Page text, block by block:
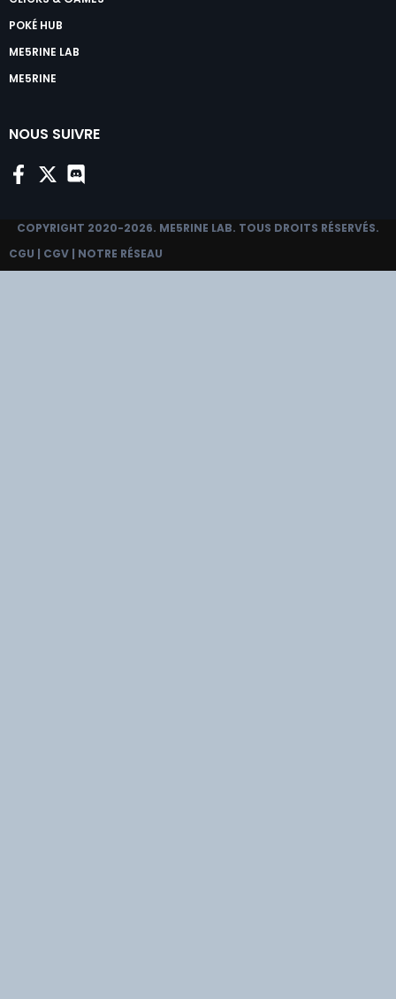
POKÉ HUB
ME5RINE LAB
ME5RINE
NOUS SUIVRE
COPYRIGHT 2020-2026. ME5RINE LAB. TOUS DROITS RÉSERVÉS.
CGU | CGV | NOTRE RÉSEAU